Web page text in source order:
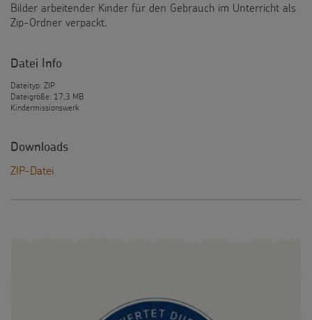
Bilder arbeitender Kinder für den Gebrauch im Unterricht als
Zip-Ordner verpackt.
Datei Info
Dateityp: ZIP
Dateigröße: 17,3 MB
Kindermissionswerk
Downloads
ZIP-Datei